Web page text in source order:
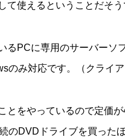
て使えるということだそう
るPCに専用のサーバーソ
のみ対応です。（クライ
とをやっているので定価
のDVDドライブを買った